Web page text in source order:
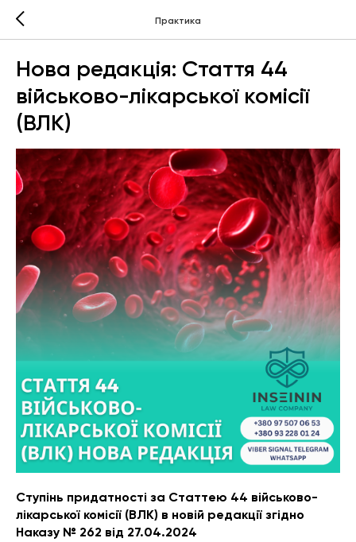
Практика
Нова редакція: Стаття 44
військово-лікарської комісії
(ВЛК)
Ступінь придатності за Статтею 44 військово-
лікарської комісії (ВЛК) в новій редакції згідно
Наказу № 262 від 27.04.2024